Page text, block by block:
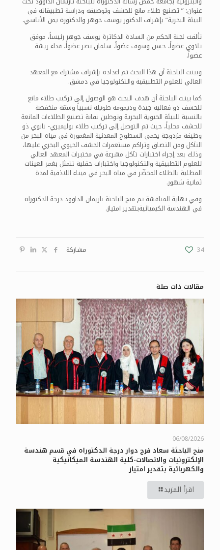
عنوان: ” تصنيع طلاء مانع للحشف وتوصيفه ودراسة تطبيقاته في
البيئة البحرية” بإشراف الدكتور يوسف جوهر والدكتورة يمن الأتاسي.
تألفت لجنة الحكم من السادة الدكاترة يوسف جوهر رئيساً، موفق
تلاوي عضواً، حسن وسوف عضواً، سلمان نصر عضواً، فداء ريشة
عضواً.
وبينت الباحثة أن هذا البحث تم اعداده بإشراف مشترك مع المعهد
العالي للعلوم التطبيقية والتكنولوجيا في دمشق.
كما بينت الباحثة أن هدف البحث هو الوصول إلى تركيب طلاء مانع
للحشف ذو فعالية جيدة وديمومة طويلة نسبياً وسمّة منخفضة
بالنسبة للبيئة الحيوية البحرية وتوطين تقانة تصنيع الطلاءات المانعة
للحشف محلياً، حيث تم التوصل إلى تركيب طلاء بوليميري- نانوي ذو
وظيفة مزدوجة يحمي السطوح المعدنية المغمورة في مياه البحر من
التآكل ومن التصاق وتراكم مستعمرات الحشف الحيوي البحري عليها،
وذلك بعد إجراء اختبارات تآكل مسّرعة في مختبرات المعهد العالي
للعلوم التطبيقية والتكنولوجيا واختبارات حقلية تتمثل بغمر العينات
المطلية بالطلاء المحضّر في مياه البحر في ميناء اللاذقية لمدة
ثمانية شهور.
وفي نهاية المناقشة تم منح الباحثة ناريمان الداوود درجة الدكتوراه
في الهندسة الكيميائيةبتقدير امتياز.
مشاركة 34
مقالات ذات صلة
06/08/2026
منح الباحثة سعاد فرج دوار درجة الدكتوراه في قسم هندسة
الإلكترونيات والاتصالات-كلية الهندسة الميكانيكية
والكهربائية بتقدير امتياز
اقرأ المزيد